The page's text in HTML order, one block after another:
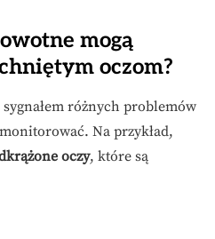
mogą
oczom?
różnych problemów
Na przykład,
oczy, które są